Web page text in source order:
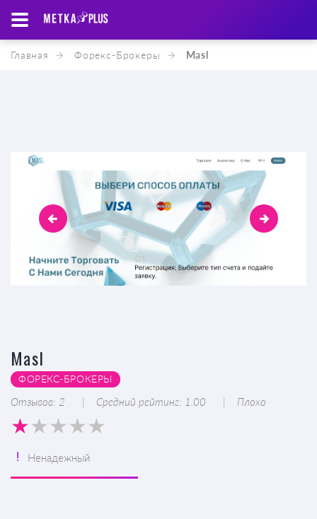
Главная Форекс-Брокеры Masl
Masl
ФОРЕКС-БРОКЕРЫ
Отзывов: 2 Средний рейтинг: 1.00 Плохо
Ненадежный